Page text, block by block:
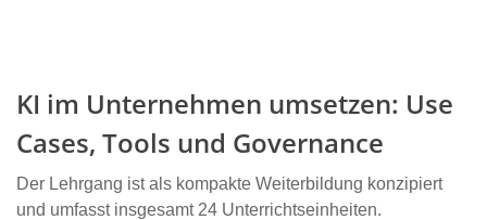
KI im Unternehmen umsetzen: Use
Cases, Tools und Governance
Der Lehrgang ist als kompakte Weiterbildung konzipiert
und umfasst insgesamt 24 Unterrichtseinheiten.